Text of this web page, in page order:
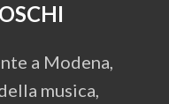
a Modena,
musica,